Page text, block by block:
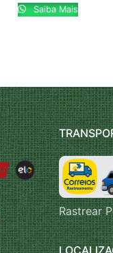
Saiba Mais
Rastrear